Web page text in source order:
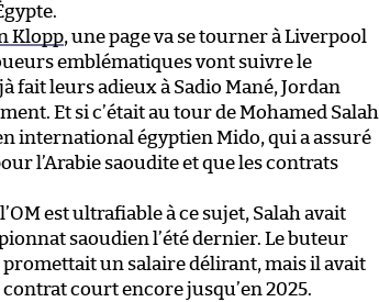
Klopp, une page va se tourner à Liverpool
emblématiques vont suivre le
fait leurs adieux à Sadio Mané, Jordan
Et si c’était au tour de Mohamed Salah
international égyptien Mido, qui a assuré
l’Arabie saoudite et que les contrats
est ultrafiable à ce sujet, Salah avait
saoudien l’été dernier. Le buteur
un salaire délirant, mais il avait
court encore jusqu’en 2025.